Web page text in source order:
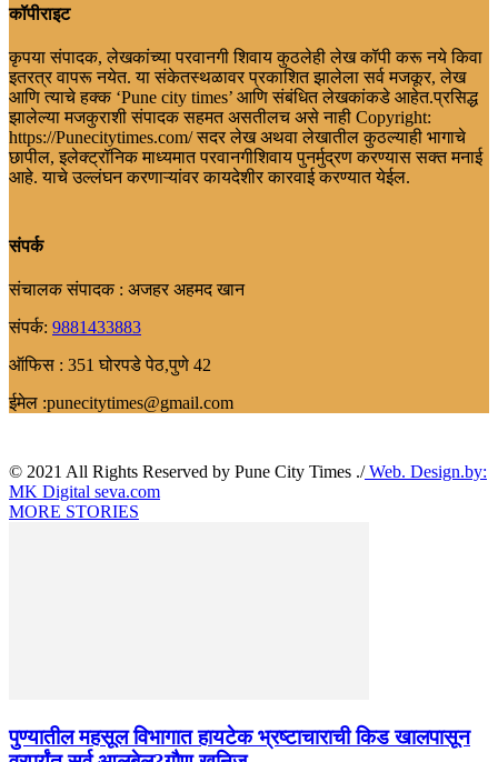
कॉपीराइट
कृपया संपादक, लेखकांच्या परवानगी शिवाय कुठलेही लेख कॉपी करू नये किवा
इतरत्र वापरू नयेत. या संकेतस्थळावर प्रकाशित झालेला सर्व मजकूर, लेख
आणि त्याचे हक्क ‘Pune city times’ आणि संबंधित लेखकांकडे आहेत.प्रसिद्ध
झालेल्या मजकुराशी संपादक सहमत असतीलच असे नाही Copyright:
https://Punecitytimes.com/ सदर लेख अथवा लेखातील कुठल्याही भागाचे
छापील, इलेक्ट्रॉनिक माध्यमात परवानगीशिवाय पुनर्मुद्रण करण्यास सक्त मनाई
आहे. याचे उल्लंघन करणाऱ्यांवर कायदेशीर कारवाई करण्यात येईल.
संपर्क
संचालक संपादक : अजहर अहमद खान
संपर्क: 9881433883
ऑफिस : 351 घोरपडे पेठ,पुणे 42
ईमेल :punecitytimes@gmail.com
© 2021 All Rights Reserved by Pune City Times ./Web. Design.by:
MK Digital seva.com
MORE STORIES
पुण्यातील महसूल विभागात हायटेक भ्रष्टाचाराची किड खालपासून